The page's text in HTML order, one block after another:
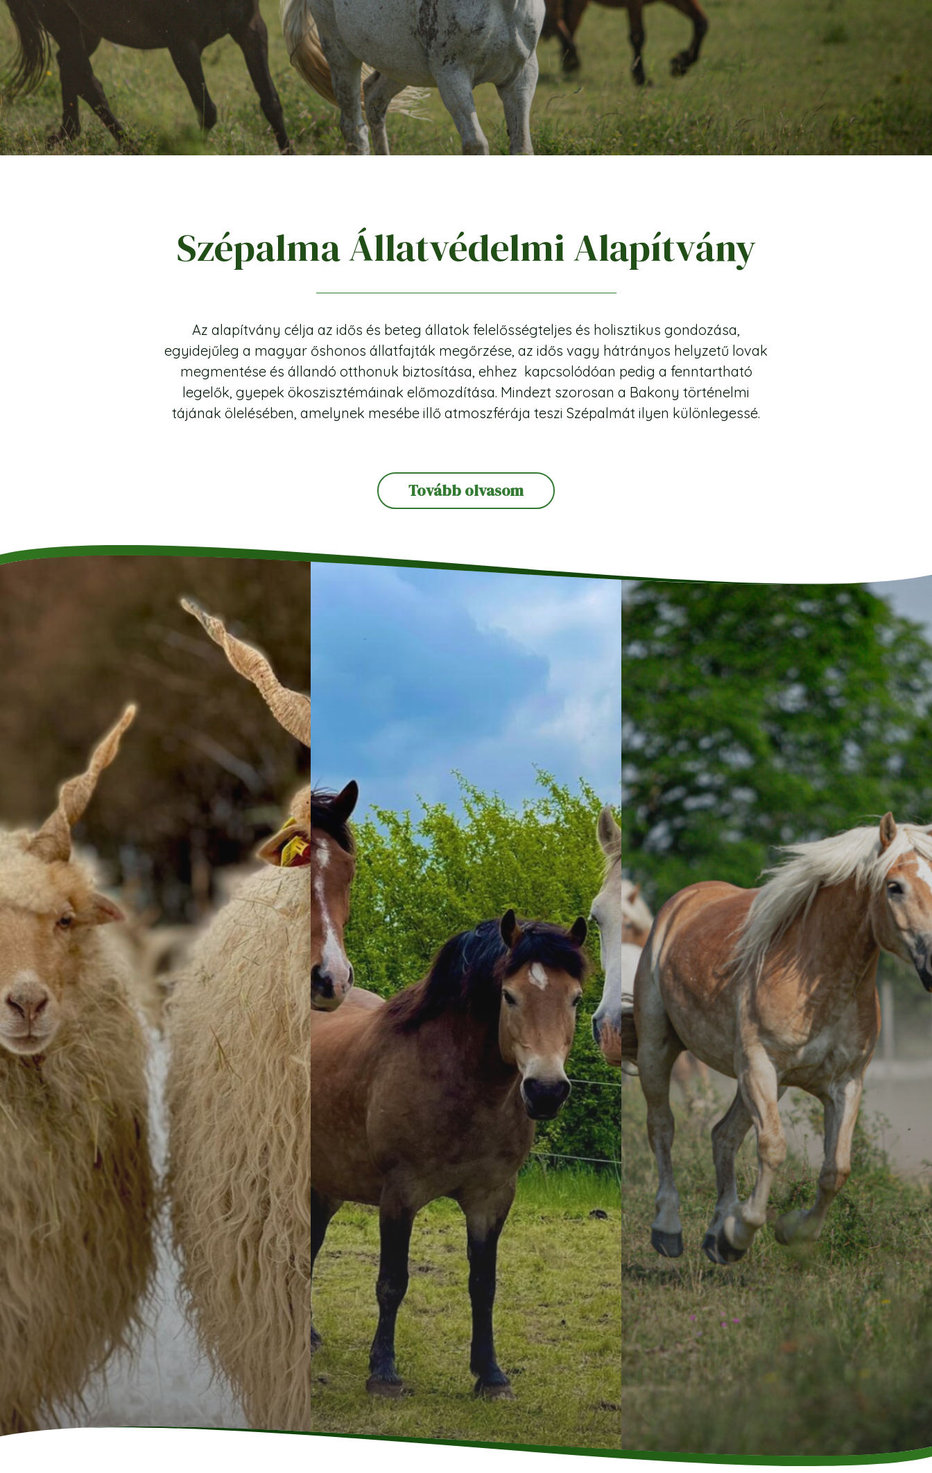
Szépalma Állatvédelmi Alapítvány
Az alapítvány célja az idős és beteg állatok felelősségteljes és holisztikus gondozása,
egyidejűleg a magyar őshonos állatfajták megőrzése, az idős vagy hátrányos helyzetű lovak
megmentése és állandó otthonuk biztosítása, ehhez kapcsolódóan pedig a fenntartható
legelők, gyepek ökoszisztémáinak előmozdítása. Mindezt szorosan a Bakony történelmi
tájának ölelésében, amelynek mesébe illő atmoszférája teszi Szépalmát ilyen különlegessé.
Tovább olvasom